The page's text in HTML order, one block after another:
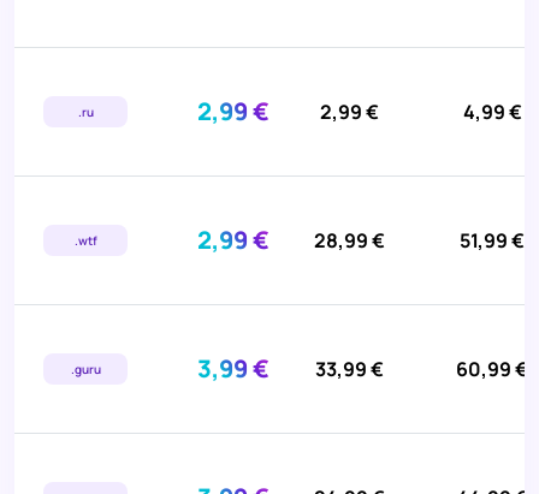
.ru 2,99 € 2,99 € 4,99 €
.wtf 2,99 € 28,99 € 51,99 €
.guru 3,99 € 33,99 € 60,99 €